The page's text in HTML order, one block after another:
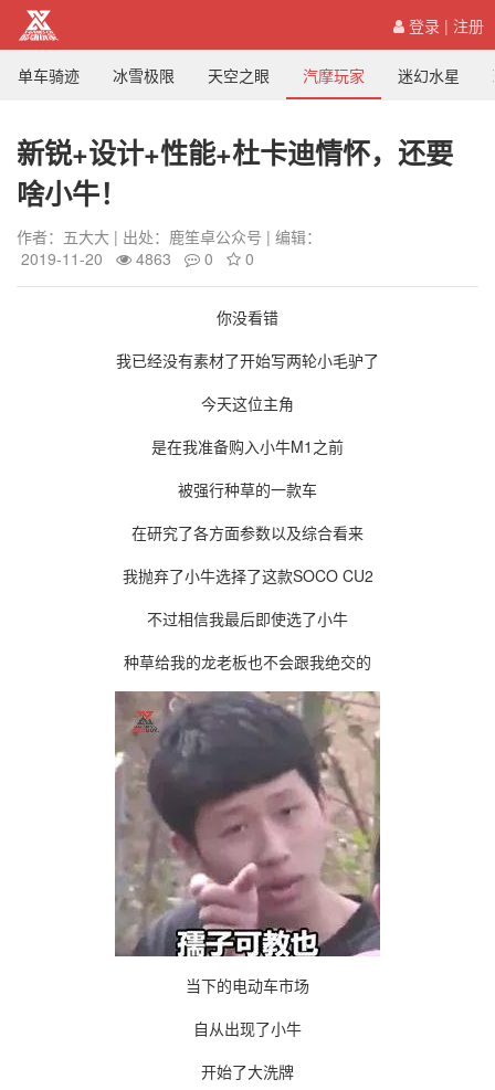
登录 | 注册
单车骑迹 冰雪极限 天空之眼 汽摩玩家 迷幻水星
新锐+设计+性能+杜卡迪情怀，还要
啥小牛！
作者：五大大 | 出处：鹿笙卓公众号 | 编辑：
2019-11-20
4863 0 0
你没看错
我已经没有素材了开始写两轮小毛驴了
今天这位主角
是在我准备购入小牛M1之前
被强行种草的一款车
在研究了各方面参数以及综合看来
我抛弃了小牛选择了这款SOCO CU2
不过相信我最后即使选了小牛
种草给我的龙老板也不会跟我绝交的
当下的电动车市场
自从出现了小牛
开始了大洗牌